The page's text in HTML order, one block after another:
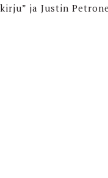
ja Justin